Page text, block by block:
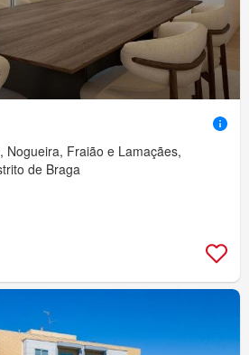
Nogueira, Fraião e Lamaçães,
de Braga